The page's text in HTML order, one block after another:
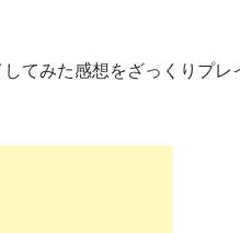
てみた感想をざっくりプレ